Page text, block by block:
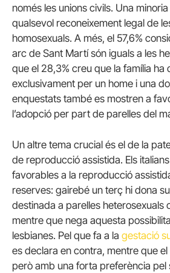
només les unions civils. Una minoria
qualsevol reconeixement legal de
homosexuals. A més, el 57,6%
arc de Sant Martí són iguals a les
que el 28,3% creu que la família ha
exclusivament per un home i una
enquestats també es mostren a
l’adopció per part de parelles del
Un altre tema crucial és el de la
de reproducció assistida. Els
favorables a la reproducció
reserves: gairebé un terç hi dona
destinada a parelles heterosexuals
mentre que nega aquesta
lesbianes. Pel que fa a la gestació
es declara en contra, mentre que el
però amb una forta preferència